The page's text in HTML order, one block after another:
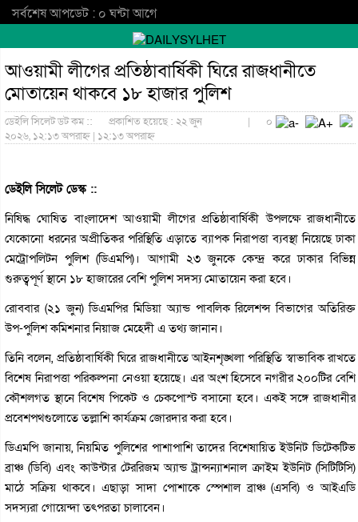
সর্বশেষ আপডেট : ০ ঘন্টা আগে
আওয়ামী লীগের প্রতিষ্ঠাবার্ষিকী ঘিরে রাজধানীতে
মোতায়েন থাকবে ১৮ হাজার পুলিশ
ডেইলি সিলেট ডট কম ::
প্রকাশিত হয়েছে : ২২ জুন
২০২৬, ১২:১৩ অপরাহ্ন | ১২:১৩ অপরাহ্ন
| ০
ডেইলি সিলেট ডেস্ক ::
নিষিদ্ধ ঘোষিত বাংলাদেশ আওয়ামী লীগের প্রতিষ্ঠাবার্ষিকী উপলক্ষে রাজধানীতে
যেকোনো ধরনের অপ্রীতিকর পরিস্থিতি এড়াতে ব্যাপক নিরাপত্তা ব্যবস্থা নিয়েছে ঢাকা
মেট্রোপলিটন পুলিশ (ডিএমপি)। আগামী ২৩ জুনকে কেন্দ্র করে ঢাকার বিভিন্ন
গুরুত্বপূর্ণ স্থানে ১৮ হাজারের বেশি পুলিশ সদস্য মোতায়েন করা হবে।
রোববার (২১ জুন) ডিএমপির মিডিয়া অ্যান্ড পাবলিক রিলেশন্স বিভাগের অতিরিক্ত
উপ-পুলিশ কমিশনার নিয়াজ মেহেদী এ তথ্য জানান।
তিনি বলেন, প্রতিষ্ঠাবার্ষিকী ঘিরে রাজধানীতে আইনশৃঙ্খলা পরিস্থিতি স্বাভাবিক রাখতে
বিশেষ নিরাপত্তা পরিকল্পনা নেওয়া হয়েছে। এর অংশ হিসেবে নগরীর ২০০টির বেশি
কৌশলগত স্থানে বিশেষ পিকেট ও চেকপোস্ট বসানো হবে। একই সঙ্গে রাজধানীর
প্রবেশপথগুলোতে তল্লাশি কার্যক্রম জোরদার করা হবে।
ডিএমপি জানায়, নিয়মিত পুলিশের পাশাপাশি তাদের বিশেষায়িত ইউনিট ডিটেকটিভ
ব্রাঞ্চ (ডিবি) এবং কাউন্টার টেররিজম অ্যান্ড ট্রান্সন্যাশনাল ক্রাইম ইউনিট (সিটিটিসি)
মাঠে সক্রিয় থাকবে। এছাড়া সাদা পোশাকে স্পেশাল ব্রাঞ্চ (এসবি) ও আইএডি
সদস্যরা গোয়েন্দা তৎপরতা চালাবেন।